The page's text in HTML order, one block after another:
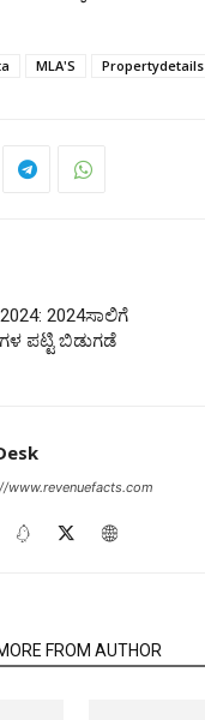
MLA'S Propertydetails
2024ಸಾಲಿಗೆ
ಪಟ್ಟಿ ಬಿಡುಗಡೆ
www.revenuefacts.com
FROM AUTHOR